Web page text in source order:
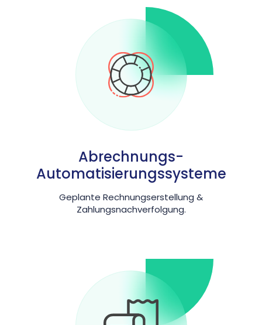
Abrechnungs-
Automatisierungssysteme
Geplante Rechnungserstellung &
Zahlungsnachverfolgung.